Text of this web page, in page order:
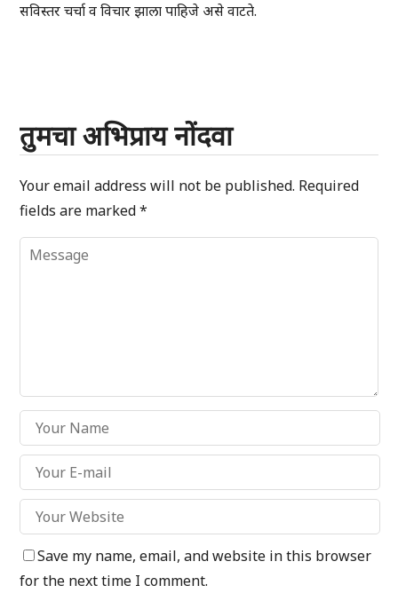
सविस्तर चर्चा व विचार झाला पाहिजे असे वाटते.
तुमचा अभिप्राय नोंदवा
Your email address will not be published. Required
fields are marked*
Save my name, email, and website in this browser
for the next time I comment.